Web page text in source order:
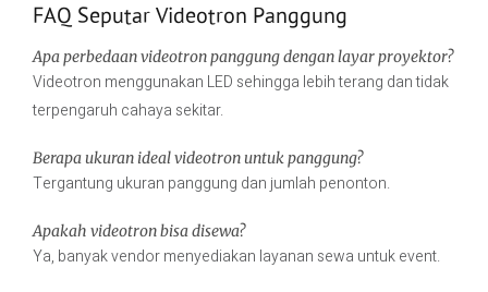
FAQ Seputar Videotron Panggung
Apa perbedaan videotron panggung dengan layar proyektor?
Videotron menggunakan LED sehingga lebih terang dan tidak
terpengaruh cahaya sekitar.
Berapa ukuran ideal videotron untuk panggung?
Tergantung ukuran panggung dan jumlah penonton.
Apakah videotron bisa disewa?
Ya, banyak vendor menyediakan layanan sewa untuk event.